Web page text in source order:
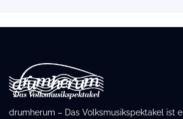
drumherum – Das Volksmusikspektakel ist